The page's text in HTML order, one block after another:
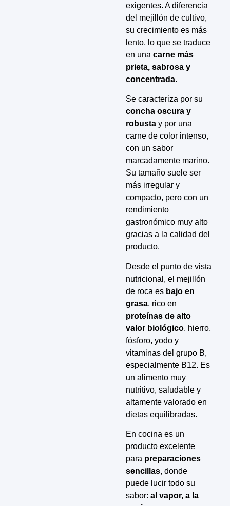
exigentes. A diferencia
del mejillón de cultivo,
su crecimiento es más
lento, lo que se traduce
en unacarne más
prieta, sabrosa y
concentrada.
Se caracteriza por su
concha oscura y
robusta y por una
carne de color intenso,
con un sabor
marcadamente marino.
Su tamaño suele ser
más irregular y
compacto, pero con un
rendimiento
gastronómico muy alto
gracias a la calidad del
producto.
Desde el punto de vista
nutricional, el mejillón
de roca es bajo en
grasa, rico en
proteínas de alto
valor biológico, hierro,
fósforo, yodo y
vitaminas del grupo B,
especialmente B12. Es
un alimento muy
nutritivo, saludable y
altamente valorado en
dietas equilibradas.
En cocina es un
producto excelente
para preparaciones
sencillas, donde
puede lucir todo su
sabor:al vapor, a la